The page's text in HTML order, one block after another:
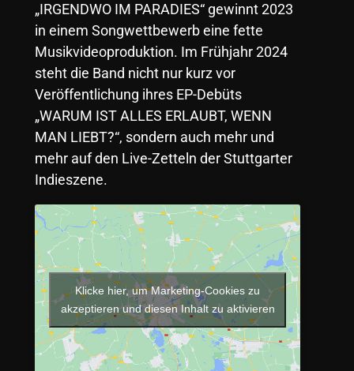
„IRGENDWO IM PARADIES“ gewinnt 2023
in einem Songwettbewerb eine fette
Musikvideoproduktion. Im Frühjahr 2024
steht die Band nicht nur kurz vor
Veröffentlichung ihres EP-Debüts
„WARUM IST ALLES ERLAUBT, WENN
MAN LIEBT?“, sondern auch mehr und
mehr auf den Live-Zetteln der Stuttgarter
Indieszene.
Klicke hier, um Marketing-Cookies zu
akzeptieren und diesen Inhalt zu aktivieren